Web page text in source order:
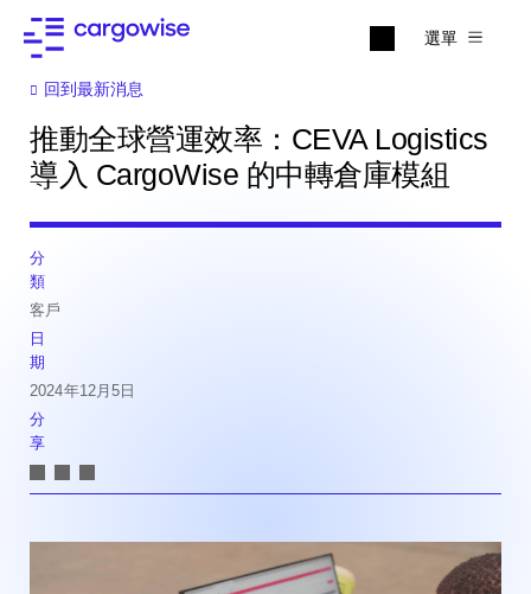
選單
回到最新消息
推動全球營運效率：CEVA Logistics
導入 CargoWise 的中轉倉庫模組
分
類
客戶
日
期
2024年12月5日
分
享